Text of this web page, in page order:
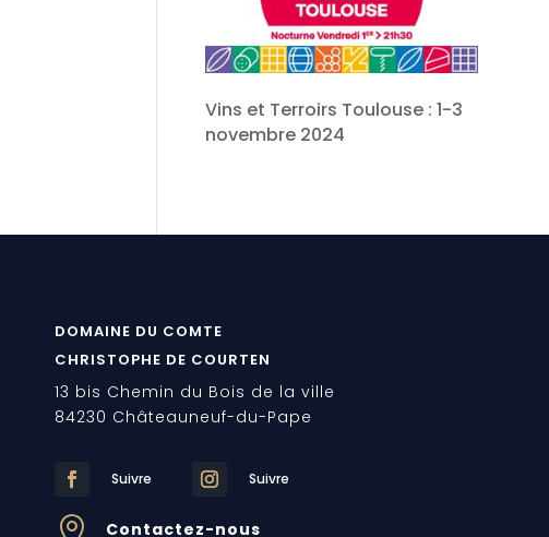
Vins et Terroirs Toulouse : 1-3
novembre 2024
DOMAINE DU COMTE
CHRISTOPHE DE COURTEN
13 bis Chemin du Bois de la ville
84230 Châteauneuf-du-Pape
Suivre Suivre
Contactez-nous